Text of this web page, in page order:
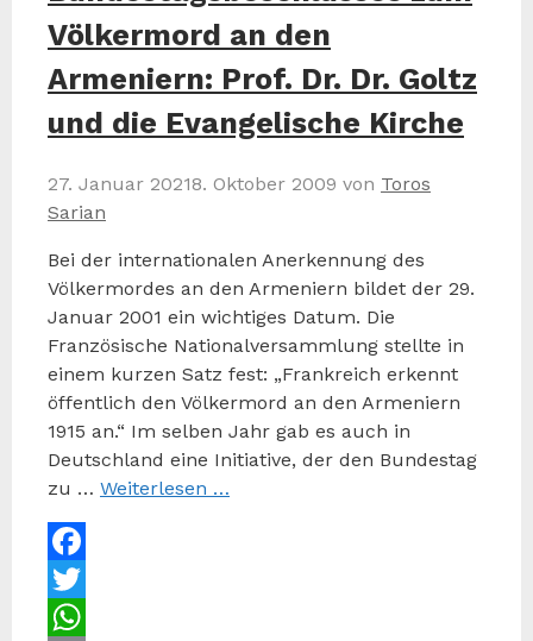
Völkermord an den
Armeniern: Prof. Dr. Dr. Goltz
und die Evangelische Kirche
27. Januar 20218. Oktober 2009 von Toros
Sarian
Bei der internationalen Anerkennung des
Völkermordes an den Armeniern bildet der 29.
Januar 2001 ein wichtiges Datum. Die
Französische Nationalversammlung stellte in
einem kurzen Satz fest: „Frankreich erkennt
öffentlich den Völkermord an den Armeniern
1915 an.“ Im selben Jahr gab es auch in
Deutschland eine Initiative, der den Bundestag
zu … Weiterlesen …
Facebook
Twitter